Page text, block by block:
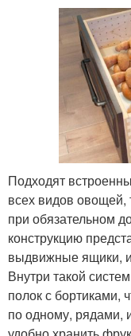
Подходят
всех видов
при обязательном
конструкцию
выдвижные ящики,
Внутри такой
полок с бортиками,
по одному, рядами,